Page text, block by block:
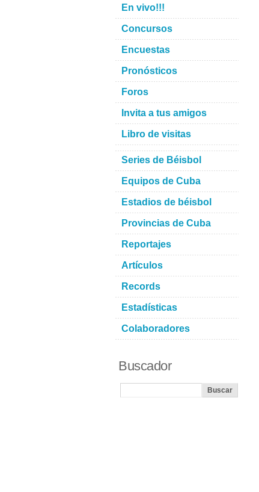
En vivo!!!
Concursos
Encuestas
Pronósticos
Foros
Invita a tus amigos
Libro de visitas
Series de Béisbol
Equipos de Cuba
Estadios de béisbol
Provincias de Cuba
Reportajes
Artículos
Records
Estadísticas
Colaboradores
Buscador